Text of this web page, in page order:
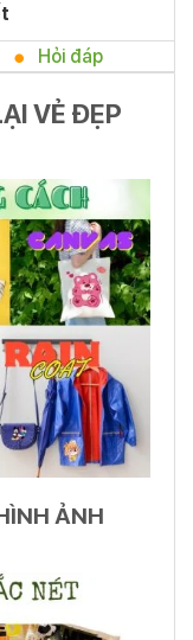
Hỏi đáp
VẺ ĐẸP
ẢNH